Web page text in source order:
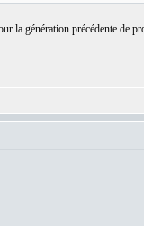
la génération précédente de